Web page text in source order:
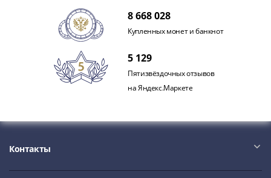
8 668 028
Купленных монет и банкнот
5 129
Пятизвёздочных отзывов
на Яндекс.Маркете
Контакты